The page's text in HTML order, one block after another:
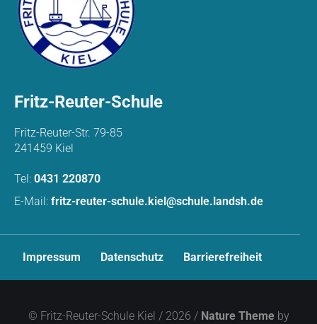
Fritz-Reuter-Schule
Fritz-Reuter-Str. 79-85
241459 Kiel
Tel: 0431 220870
E-Mail: fritz-reuter-schule.kiel@schule.landsh.de
v
Impressum Datenschutz Barrierefreiheit
© Fritz-Reuter-Schule Kiel / 2026 / Nature Themeby